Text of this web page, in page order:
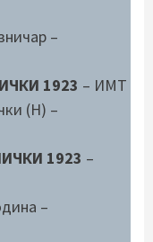
–
1923 – ИМТ
(Н) –
1923 –
–